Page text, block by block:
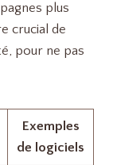
plus
crucial de
pour ne pas
Exemples
de logiciels